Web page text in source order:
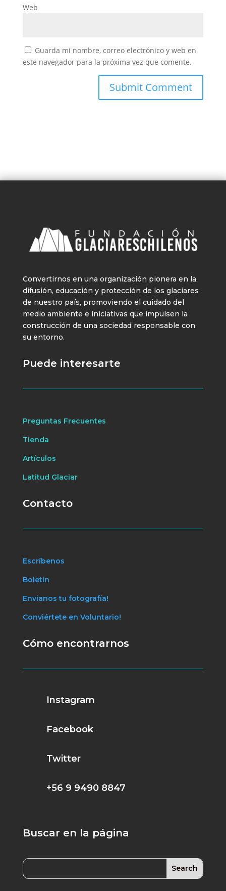
Web
Guarda mi nombre, correo electrónico y web en
este navegador para la próxima vez que comente.
Convertirnos en una organización pionera en la
difusión, educación y protección de los glaciares
de nuestro país, promoviendo el cuidado del
medio ambiente e iniciativas que impulsen la
construcción de una sociedad responsable con
su entorno.
Puede interesarte
Preguntas Frecuentes
Tienda
Artículos
Latitud Glaciar
Contacto
Escríbenos
Boletín
Envianos tu fotografía!
Conviértete en Voluntario!
Cómo encontrarnos
Instagram
Facebook
Twitter
+56 9 9490 8847
Buscar en la página